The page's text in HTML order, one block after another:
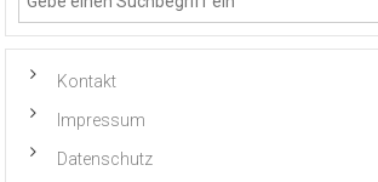
Kontakt
Impressum
Datenschutz